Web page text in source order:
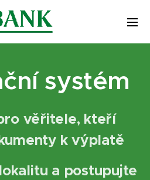
systém
věřitele, kteří
k výplatě
a postupujte